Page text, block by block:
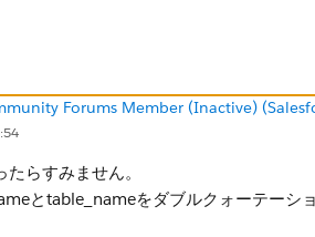
Forums Member (Inactive)
たらすみません。
とtable_nameをダブルクォーテーシ